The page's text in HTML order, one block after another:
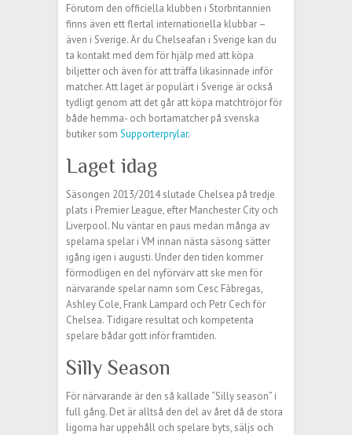
Förutom den officiella klubben i Storbritannien
finns även ett flertal internationella klubbar –
även i Sverige. Är du Chelseafan i Sverige kan du
ta kontakt med dem för hjälp med att köpa
biljetter och även för att träffa likasinnade inför
matcher. Att laget är populärt i Sverige är också
tydligt genom att det går att köpa matchtröjor för
både hemma- och bortamatcher på svenska
butiker som Supporterprylar.
Laget idag
Säsongen 2013/2014 slutade Chelsea på tredje
plats i Premier League, efter Manchester City och
Liverpool. Nu väntar en paus medan många av
spelarna spelar i VM innan nästa säsong sätter
igång igen i augusti. Under den tiden kommer
förmodligen en del nyförvärv att ske men för
närvarande spelar namn som Cesc Fàbregas,
Ashley Cole, Frank Lampard och Petr Cech för
Chelsea. Tidigare resultat och kompetenta
spelare bådar gott inför framtiden.
Silly Season
För närvarande är den så kallade “Silly season” i
full gång. Det är alltså den del av året då de stora
ligorna har uppehåll och spelare byts, säljs och